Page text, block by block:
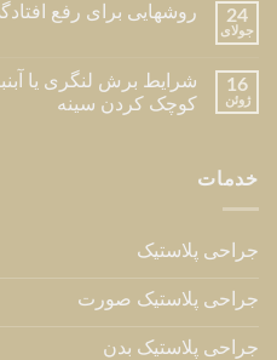
24
جولای
روشهایی برای رفع
16
ژوئن
شرایط برش لنگری یا
کوچک کردن سینه
خدمات
جراحی پلاستیک
جراحی پلاستیک صورت
جراحی پلاستیک بدن